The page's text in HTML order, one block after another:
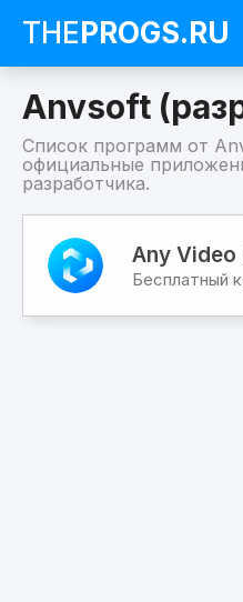
THEPROGS.RU
Anvsoft
Список программ от
официальные
разработчика.
Anvsoft
(разработчик)Any